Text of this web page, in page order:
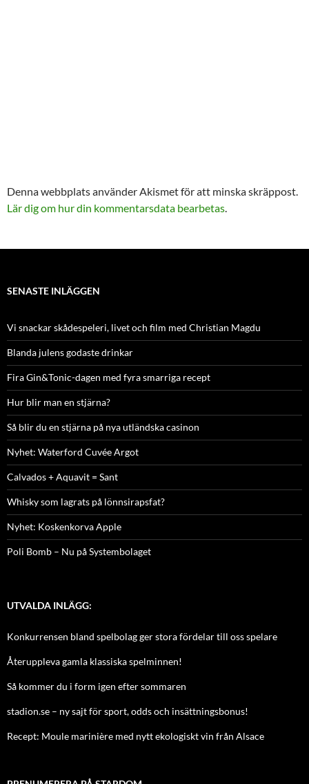
Denna webbplats använder Akismet för att minska skräppost.
Lär dig om hur din kommentarsdata bearbetas
SENASTE INLÄGGEN
Vi snackar skådespeleri, livet och film med Christian Magdu
Blanda julens godaste drinkar
Fira Gin&Tonic-dagen med fyra smarriga recept
Hur blir man en stjärna?
Så blir du en stjärna på nya utländska casinon
Nyhet: Waterford Cuvée Argot
Calvados + Aquavit = Sant
Whisky som lagrats på lönnsirapsfat?
Nyhet: Koskenkorva Apple
Poli Bomb – Nu på Systembolaget
UTVALDA INLÄGG:
Konkurrensen bland spelbolag ger stora fördelar till oss spelare
Återuppleva gamla klassiska spelminnen!
Så kommer du i form igen efter sommaren
stadion.se – ny sajt för sport, odds och insättningsbonus!
Recept: Moule marinière med nytt ekologiskt vin från Alsace